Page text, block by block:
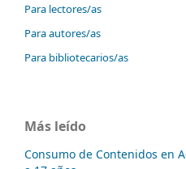
Para lectores/as
Para autores/as
Para bibliotecarios/as
Más leído
Consumo de Contenidos en